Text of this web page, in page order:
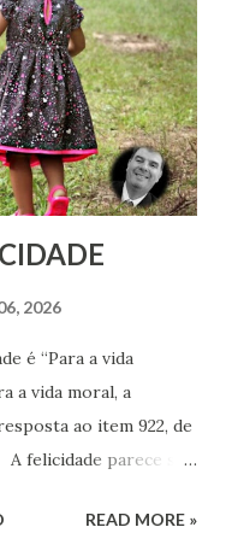
Espiritismo. Há
a existência de um
atividade da Casa
2026
é “Para a vida
a vida moral, a
ao item 922, de
parece ser
de cada criatura,
READ MORE »